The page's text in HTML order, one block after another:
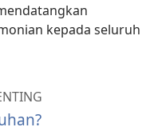
kepada seluruh